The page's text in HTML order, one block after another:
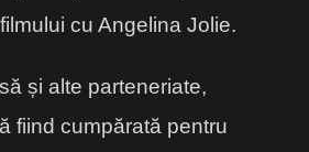
cu Angelina Jolie.
și alte parteneriate,
fiind cumpărată pentru